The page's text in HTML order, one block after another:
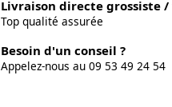
Livraison directe grossiste
Top qualité assurée
Besoin d'un conseil ?
Appelez-nous au 09 53 49 24 54